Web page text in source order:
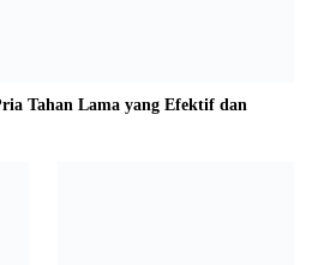
Tahan Lama yang Efektif dan